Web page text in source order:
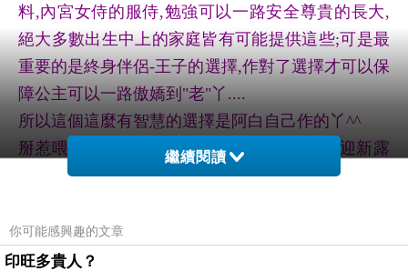
料,內宮女侍的服侍,勉強可以一路安全尊貴的長大,
絕大多數出生中上的家庭皆有可能提供這些;可是最
重要的是終身伴侶-王子的選擇,作對了選擇才可以保
障公主可以一路傲嬌到"老"丫....
所以這個這麼有智慧的選擇是阿白自己作的丫^^
掰惹喂~丫我們應該差不多年紀,大學時代去迎新露
營,某個自以為是公主的白目小姐(...其實就是我本
一定要天天洗頭又不知道要帶吹風機(沒有常識知
識...>///<...),讓同隊上上下下幫我問遍營區借吹風機,
繼續閱讀
你可能感興趣的文章
印旺多貴人？